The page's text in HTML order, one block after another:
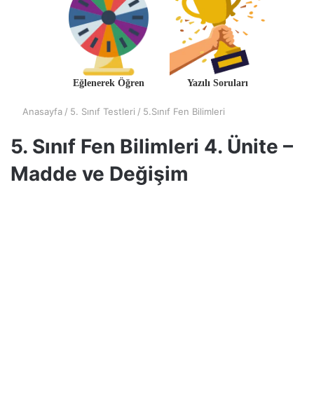
Eğlenerek Öğren Yazılı Soruları
Anasayfa / 5. Sınıf Testleri / 5.Sınıf Fen Bilimleri
5. Sınıf Fen Bilimleri 4. Ünite –
Madde ve Değişim